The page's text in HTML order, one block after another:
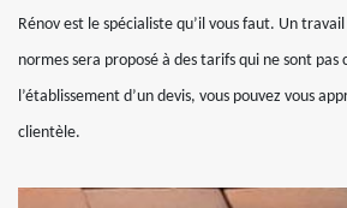
Rénov est le spécialiste qu’il vous faut. Un
normes sera proposé à des tarifs qui ne sont pas
l’établissement d’un devis, vous pouvez vous
clientèle.